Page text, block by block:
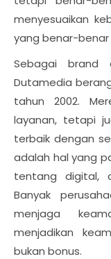
menyesuaikan
yang benar-benar
Sebagai brand
Dutamedia
tahun 2002.
layanan, tetapi
terbaik dengan
adalah hal yang
tentang digital,
Banyak
menjaga
menjadikan
bukan bonus.